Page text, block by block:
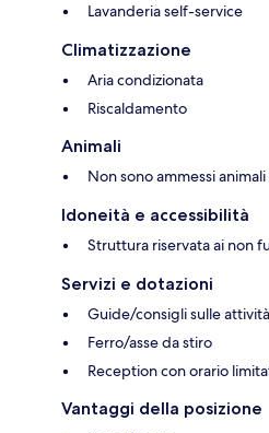
Lavanderia self-service
Climatizzazione
Aria condizionata
Riscaldamento
Animali
Non sono ammessi
Idoneità e accessibilità
Struttura riservata ai non
Servizi e dotazioni
Guide/consigli sulle attività
Ferro/asse da stiro
Reception con orario
Vantaggi della posizione